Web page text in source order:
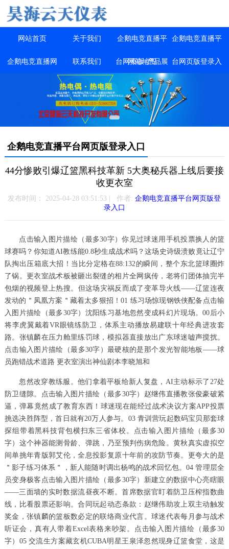
网站首页 关于我们 企鹅电竞直播平
台网页版-产品展
示
企鹅电竞直播平
台网页版登录入
企鹅电竞直播网 联系我们 网站地图
企鹅电竞直播平台网页版登录入口
44分惨败引爆辽篮黑科技革新 5大奥秘兵器上线后要接
收更衣室
发布时间： 2025-04-28 03:51:53 | 作者:企鹅电竞直播平台网页版登
录入口
点击输入图片描绘（最多30字）你见过球迷用手机投票换人的篮
球赛吗？你知道AI教练能0.8秒生成战术吗？这场史诗级溃败竟让辽宁
队掏出压箱底大招！当比分定格在88:132的瞬间，整个东北篮球圈炸
了锅。更衣室战术板被砸出裂缝的相片全网疯传，老将们团体抽完半
包烟的视频登上热搜。但这场灾祸反而成了变革导火线——辽篮连夜
发动的＂凤凰方案＂藏着太多狠招！01 练习场惊现钢铁侠配备点击输
入图片描绘（最多30字）沈阳练习基地忽然变成科幻片现场。00后小
将李虎翼戴着VR眼镜练防卫，体系主动播放易建联十年经典进攻套
路。张镇麟在压力舱里练罚球，模拟器直接放出广东球迷嘘声搅扰。
点击输入图片描绘（最多30字）最硬核的是那个发光智能地板——球
员跑错战术道路 更衣室演出神仙剧本李晓旭和
忽然改穿教练服。他们拿着平板给新人复盘，AI主动标示了27处
防卫缝隙。点击输入图片描绘（最多30字）赵继伟直播教张俊豪破紧
逼，弹幕竟然成了教育东西！球迷现在能经过战术决议方案APP投票
挑选决胜阵型，首日就有20万人参与。03 青训营玩起数码宝贝那套球
探组带着黑科技背包横扫东三省体校。点击输入图片描绘（最多30
字）这个神器能测骨龄、弹跳，乃至预判伤病危险。黄秋真实虚拟空
间单挑年青版郭艾伦，全息投影复原十年前的攻防节奏。更夸大的是
＂影子练习体系＂，新人能随时调出杨鸣的战术回忆包。04 管理层全
员变身极客点击输入图片描绘（最多30字）新建立的数据中心亮瞎眼
——三面墙的实时数据流昼夜不断。首席数据官盯着防卫压榨指数曲
线，比看股票还影响。合同玩起动态条款：赵继伟助攻上双主动触发
奖金，张镇麟的篮板数必定的联络商业代言。球迷代表每月参与战术
听证会，真有人带着Excel表格来吵架。点击输入图片描绘（最多30
字）05 交流生方案藏玄机CUBA明星王泉泽忽然现身辽篮食堂，这是